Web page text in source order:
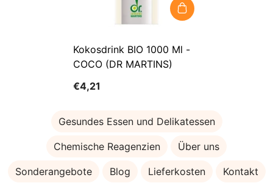
Kokosdrink BIO 1000 Ml -
COCO (DR MARTINS)
€4,21
Gesundes Essen und Delikatessen
Chemische Reagenzien Über uns
Sonderangebote Blog Lieferkosten Kontakt